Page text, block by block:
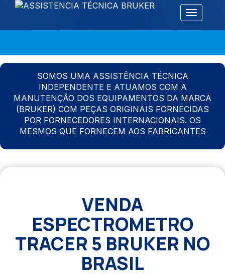
Alternar
SOMOS UMA ASSISTÊNCIA TÉCNICA
INDEPENDENTE E ATUAMOS COM A
MANUTENÇÃO DOS EQUIPAMENTOS DA MARCA
(BRUKER) COM PEÇAS ORIGINAIS FORNECIDAS
POR FORNECEDORES INTERNACIONAIS. OS
MESMOS QUE FORNECEM AOS FABRICANTES
VENDA
ESPECTROMETRO
TRACER 5 BRUKER NO
BRASIL